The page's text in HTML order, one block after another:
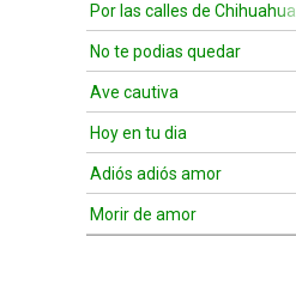
Por las calles de Chihuahua
No te podias quedar
Ave cautiva
Hoy en tu dia
Adiós adiós amor
Morir de amor